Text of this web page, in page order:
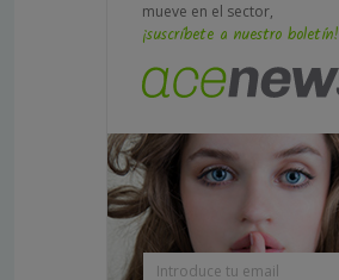
mueve en el sector,
¡suscríbete a nuestro boletín!